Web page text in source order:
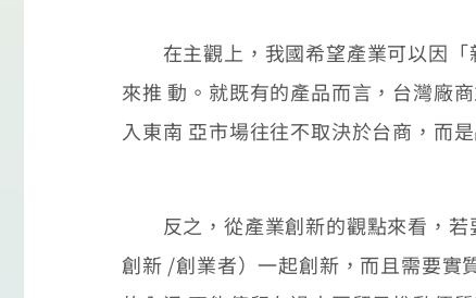
在主觀上，我國希望產業可以因「
來推 動。就既有的產品而言，台灣廠
入東南 亞市場往往不取決於台商，而
反之，從產業創新的觀點來看，若
創新 /創業者）一起創新，而且需要實